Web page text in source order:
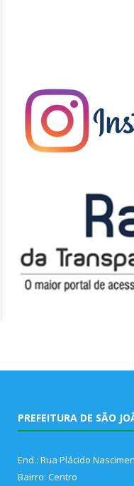
PREFEITURA DE SÃO
End.: Rua Plácido
Bairro: Centro